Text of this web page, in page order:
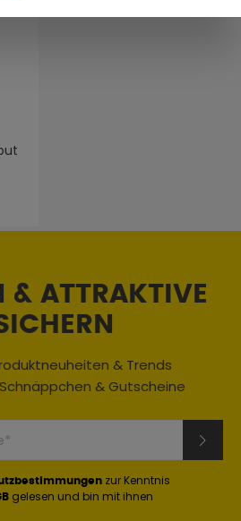
& ATTRAKTIVE
& Trends
& Gutscheine
zur Kenntnis
gelesen und bin mit ihnen